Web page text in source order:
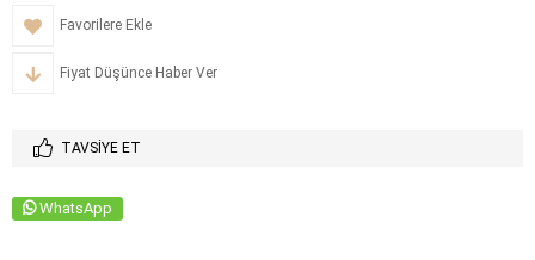
Favorilere Ekle
Fiyat Düşünce Haber Ver
TAVSIYE ET
WhatsApp